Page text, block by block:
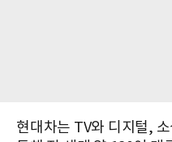
현대차는 TV와 디지털,